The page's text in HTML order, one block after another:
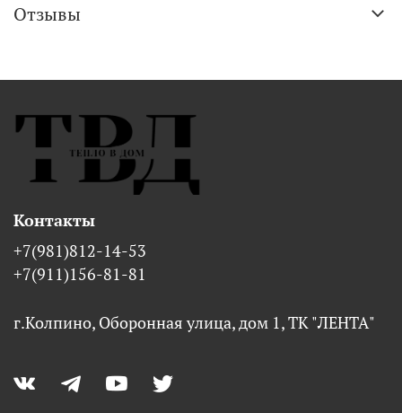
Отзывы
Контакты
+7(981)812-14-53
+7(911)156-81-81
г.Колпино, Оборонная улица, дом 1, ТК "ЛЕНТА"